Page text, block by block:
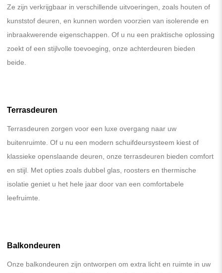
Ze zijn verkrijgbaar in verschillende uitvoeringen, zoals houten of
kunststof deuren, en kunnen worden voorzien van isolerende en
inbraakwerende eigenschappen. Of u nu een praktische oplossing
zoekt of een stijlvolle toevoeging, onze achterdeuren bieden
beide.
Terrasdeuren
Terrasdeuren zorgen voor een luxe overgang naar uw
buitenruimte. Of u nu een modern schuifdeursysteem kiest of
klassieke openslaande deuren, onze terrasdeuren bieden comfort
en stijl. Met opties zoals dubbel glas, roosters en thermische
isolatie geniet u het hele jaar door van een comfortabele
leefruimte.
Balkondeuren
Onze balkondeuren zijn ontworpen om extra licht en ruimte in uw